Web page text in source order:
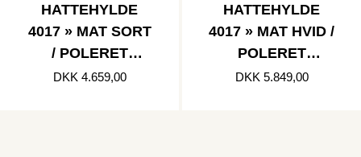
HATTEHYLDE
4017 » MAT SORT
/ POLERET
RUSTFRI
DKK 4.659,00
HATTEHYLDE
4017 » MAT HVID /
POLERET
KOBBER
DKK 5.849,00